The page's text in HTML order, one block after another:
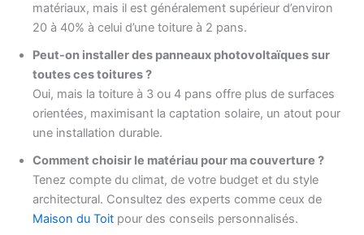
matériaux, mais il est généralement supérieur d’environ
20 à 40% à celui d’une toiture à 2 pans.
Peut-on installer des panneaux photovoltaïques sur
toutes ces toitures ?
Oui, mais la toiture à 3 ou 4 pans offre plus de surfaces
orientées, maximisant la captation solaire, un atout pour
une installation durable.
Comment choisir le matériau pour ma couverture ?
Tenez compte du climat, de votre budget et du style
architectural. Consultez des experts comme ceux de
Maison du Toit pour des conseils personnalisés.